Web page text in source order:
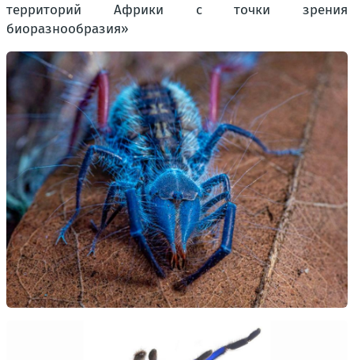
территорий Африки с точки зрения
биоразнообразия»